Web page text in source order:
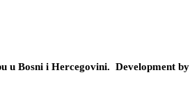
u Bosni i Hercegovini. Development by